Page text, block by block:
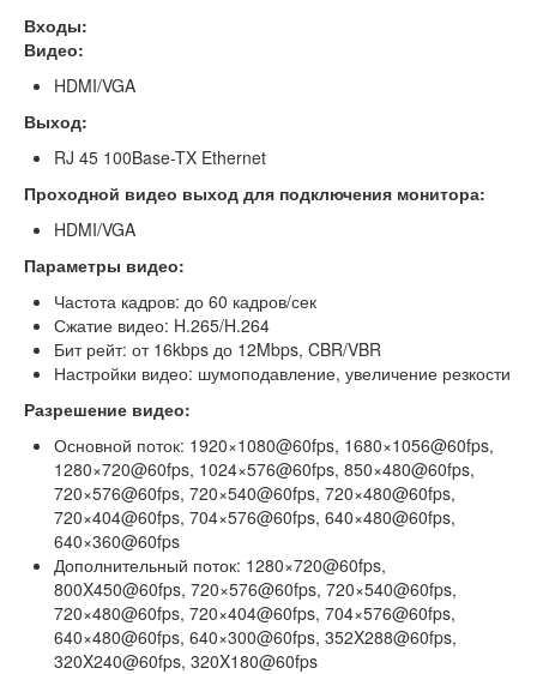
Входы:
Видео:
HDMI/VGA
Выход:
RJ 45 100Base-TX Ethernet
Проходной видео выход для подключения монитора:
HDMI/VGA
Параметры видео:
Частота кадров: до 60 кадров/сек
Сжатие видео: H.265/H.264
Бит рейт: от 16kbps до 12Mbps, CBR/VBR
Настройки видео: шумоподавление, увеличение резкости
Разрешение видео:
Основной поток: 1920×1080@60fps, 1680×1056@60fps,
1280×720@60fps, 1024×576@60fps, 850×480@60fps,
720×576@60fps, 720×540@60fps, 720×480@60fps,
720×404@60fps, 704×576@60fps, 640×480@60fps,
640×360@60fps
Дополнительный поток: 1280×720@60fps,
800X450@60fps, 720×576@60fps, 720×540@60fps,
720×480@60fps, 720×404@60fps, 704×576@60fps,
640×480@60fps, 640×300@60fps, 352X288@60fps,
320X240@60fps, 320X180@60fps